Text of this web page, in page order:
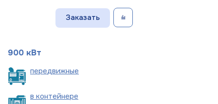
Заказать
900 кВт
передвижные
в контейнере